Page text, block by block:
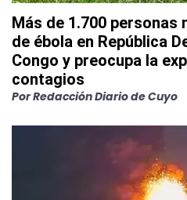
Más de 1.700
de ébola en República
Congo y preocupa la
contagios
PorRedacción Diario de Cuyo